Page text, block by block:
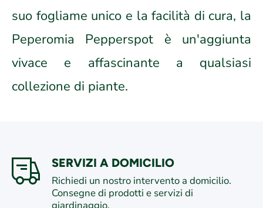
suo fogliame unico e la facilità di cura, la
Peperomia Pepperspot è un'aggiunta
vivace e affascinante a qualsiasi
collezione di piante.
SERVIZI A DOMICILIO
Richiedi un nostro intervento a domicilio.
Consegne di prodotti e servizi di